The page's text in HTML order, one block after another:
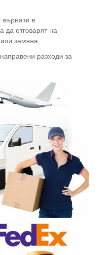
върнати в
да отговарят на
или замяна;
разходи за